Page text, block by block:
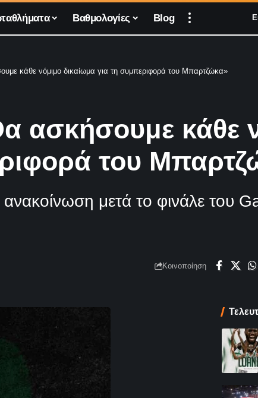
Βαθμολογίες Blog
κάθε νόμιμο δικαίωμα για τη συμπεριφορά του Μπαρτζώκα»
ασκήσουμε κάθε
του
μετά το φινάλε του
Κοινοποίηση